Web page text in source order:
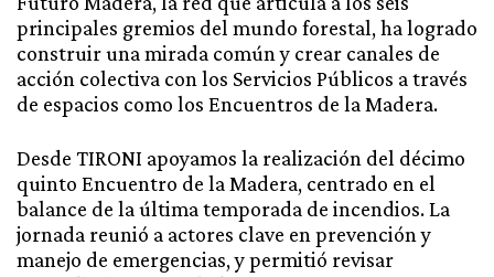
principales gremios del mundo forestal, ha logrado
construir una mirada común y crear canales de
acción colectiva con los Servicios Públicos a través
de espacios como los Encuentros de la Madera.
Desde TIRONI apoyamos la realización del décimo
quinto Encuentro de la Madera, centrado en el
balance de la última temporada de incendios. La
jornada reunió a actores clave en prevención y
manejo de emergencias, y permitió revisar